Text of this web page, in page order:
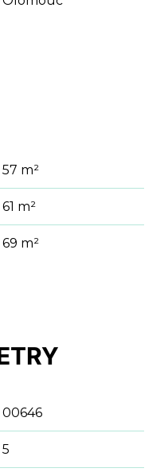
57 m²
61 m²
69 m²
00646
5